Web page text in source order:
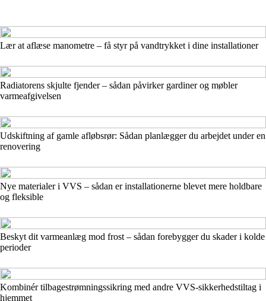
Lær at aflæse manometre – få styr på vandtrykket i dine installationer
Radiatorens skjulte fjender – sådan påvirker gardiner og møbler
varmeafgivelsen
Udskiftning af gamle afløbsrør: Sådan planlægger du arbejdet under en
renovering
Nye materialer i VVS – sådan er installationerne blevet mere holdbare
og fleksible
Beskyt dit varmeanlæg mod frost – sådan forebygger du skader i kolde
perioder
Kombinér tilbagestrømningssikring med andre VVS-sikkerhedstiltag i
hjemmet